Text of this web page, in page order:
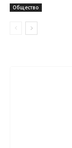
Общество